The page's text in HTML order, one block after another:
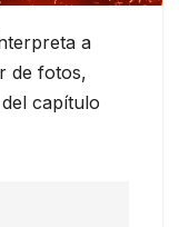
a
de fotos,
capítulo